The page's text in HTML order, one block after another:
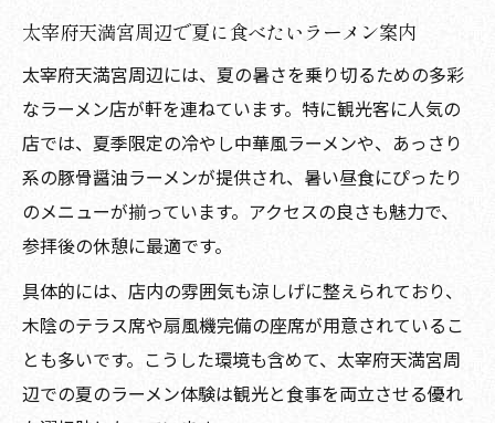
太宰府天満宮周辺で夏に食べたいラーメン案内
太宰府天満宮周辺には、夏の暑さを乗り切るための多彩
なラーメン店が軒を連ねています。特に観光客に人気の
店では、夏季限定の冷やし中華風ラーメンや、あっさり
系の豚骨醤油ラーメンが提供され、暑い昼食にぴったり
のメニューが揃っています。アクセスの良さも魅力で、
参拝後の休憩に最適です。
具体的には、店内の雰囲気も涼しげに整えられており、
木陰のテラス席や扇風機完備の座席が用意されているこ
とも多いです。こうした環境も含めて、太宰府天満宮周
辺での夏のラーメン体験は観光と食事を両立させる優れ